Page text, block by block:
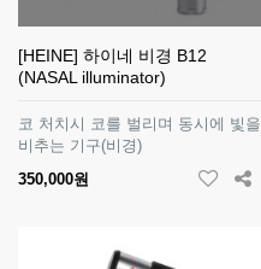
[HEINE] 하이네 비경 B12
(NASAL illuminator)
코 처치시 코를 벌리며 동시에 빛을
비추는 기구(비경)
350,000원